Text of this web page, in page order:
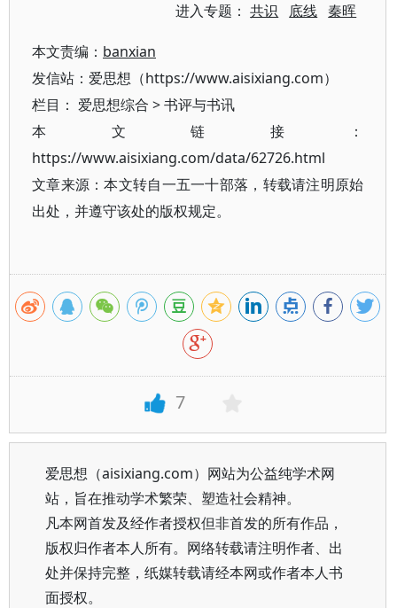
进入专题：共识 底线 秦晖
本文责编： banxian
发信站：爱思想（https://www.aisixiang.com）
栏目： 爱思想综合 >书评与书讯
本文链接：
https://www.aisixiang.com/data/62726.html
文章来源：本文转自一五一十部落，转载请注明原始
出处，并遵守该处的版权规定。
7
爱思想（aisixiang.com）网站为公益纯学术网
站，旨在推动学术繁荣、塑造社会精神。
凡本网首发及经作者授权但非首发的所有作品，
版权归作者本人所有。网络转载请注明作者、出
处并保持完整，纸媒转载请经本网或作者本人书
面授权。